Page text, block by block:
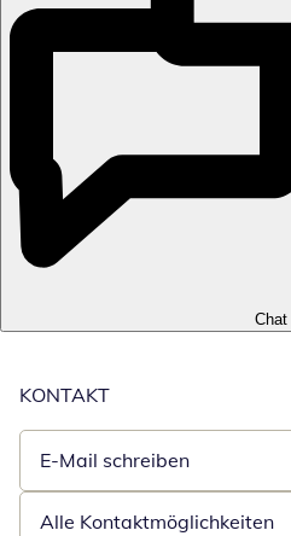
Chat
KONTAKT
E-Mail schreiben
Öffnet E-Mail-Client
Alle Kontaktmöglichkeiten